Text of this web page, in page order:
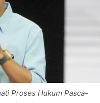
Proses Hukum Pasca-